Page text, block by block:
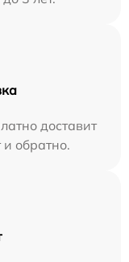
доставит
обратно.